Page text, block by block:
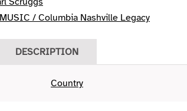
/ Columbia Nashville Legacy
DESCRIPTION
Country